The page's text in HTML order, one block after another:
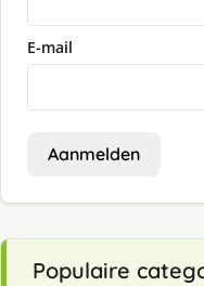
E-mail
Aanmelden
Populaire